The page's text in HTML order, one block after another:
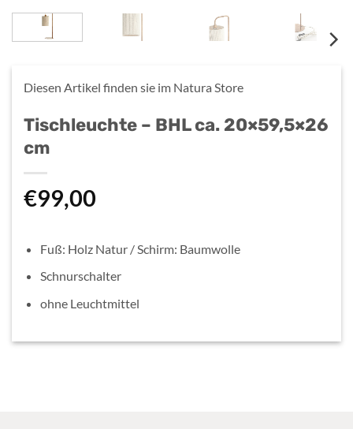
Diesen Artikel finden sie im Natura Store
Tischleuchte – BHL ca. 20×59,5×26
cm
€99,00
Fuß: Holz Natur / Schirm: Baumwolle
Schnurschalter
ohne Leuchtmittel